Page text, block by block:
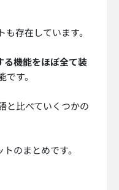
存在しています。
る機能をほぼ全て装
す。
と比べていくつかの
のまとめです。